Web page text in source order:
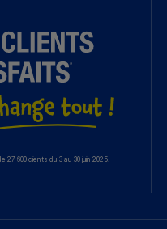
27 600 clients du 3 au 30 juin 2025.